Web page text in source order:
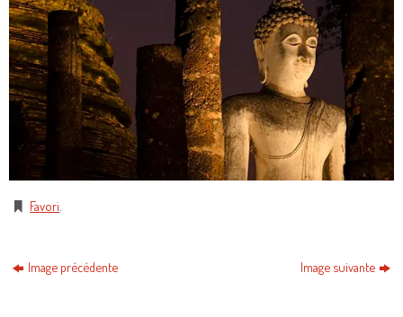
Favori
Image précédente Image suivante